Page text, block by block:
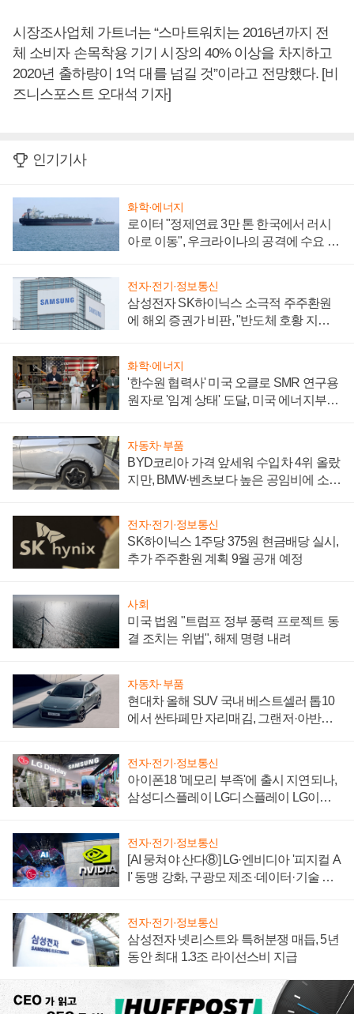
시장조사업체 가트너는 “스마트워치는 2016년까지 전
체 소비자 손목착용 기기 시장의 40% 이상을 차지하고
2020년 출하량이 1억 대를 넘길 것”이라고 전망했다. [비
즈니스포스트 오대석 기자]
인기기사
화학·에너지
로이터 "정제연료 3만 톤 한국에서 러시
아로 이동", 우크라이나의 공격에 수요 늘
전자·전기·정보통신
삼성전자 SK하이닉스 소극적 주주환원
에 해외 증권가 비판, "반도체 호황 지속
화학·에너지
'한수원 협력사' 미국 오클로 SMR 연구용
원자로 '임계 상태' 도달, 미국 에너지부
자동차·부품
BYD코리아 가격 앞세워 수입차 4위 올랐
지만, BMW·벤츠보다 높은 공임비에 소비
전자·전기·정보통신
SK하이닉스 1주당 375원 현금배당 실시,
추가 주주환원 계획 9월 공개 예정
사회
미국 법원 "트럼프 정부 풍력 프로젝트 동
결 조치는 위법", 해제 명령 내려
자동차·부품
현대차 올해 SUV 국내 베스트셀러 톱10
에서 싼타페만 자리매김, 그랜저·아반떼
전자·전기·정보통신
아이폰18 '메모리 부족'에 출시 지연되나,
삼성디스플레이 LG디스플레이 LG이노
전자·전기·정보통신
[AI 뭉쳐야 산다⑧] LG·엔비디아 '피지컬 A
I' 동맹 강화, 구광모 제조·데이터·기술 결
전자·전기·정보통신
삼성전자 넷리스트와 특허분쟁 매듭, 5년
동안 최대 1.3조 라이선스비 지급